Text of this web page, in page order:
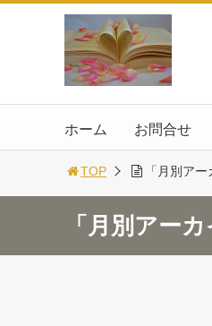
ホーム お問合せ
TOP 「月別ア
「月別アー